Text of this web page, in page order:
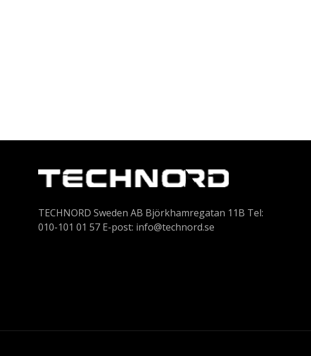
TECHNORD Sweden AB Björkhamregatan 11B Tel:
010-101 01 57 E-post: info@technord.se